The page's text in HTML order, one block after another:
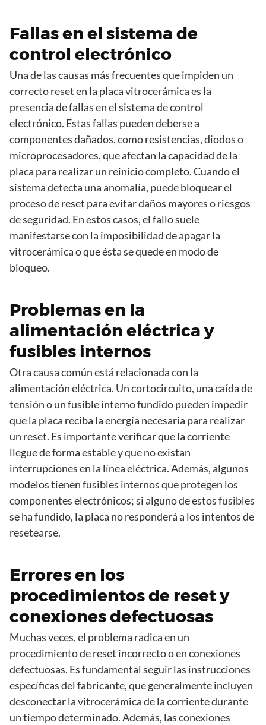
Fallas en el sistema de
control electrónico
Una de las causas más frecuentes que impiden un
correcto reset en la placa vitrocerámica es la
presencia de fallas en el sistema de control
electrónico. Estas fallas pueden deberse a
componentes dañados, como resistencias, diodos o
microprocesadores, que afectan la capacidad de la
placa para realizar un reinicio completo. Cuando el
sistema detecta una anomalía, puede bloquear el
proceso de reset para evitar daños mayores o riesgos
de seguridad. En estos casos, el fallo suele
manifestarse con la imposibilidad de apagar la
vitrocerámica o que ésta se quede en modo de
bloqueo.
Problemas en la
alimentación eléctrica y
fusibles internos
Otra causa común está relacionada con la
alimentación eléctrica. Un cortocircuito, una caída de
tensión o un fusible interno fundido pueden impedir
que la placa reciba la energía necesaria para realizar
un reset. Es importante verificar que la corriente
llegue de forma estable y que no existan
interrupciones en la línea eléctrica. Además, algunos
modelos tienen fusibles internos que protegen los
componentes electrónicos; si alguno de estos fusibles
se ha fundido, la placa no responderá a los intentos de
resetearse.
Errores en los
procedimientos de reset y
conexiones defectuosas
Muchas veces, el problema radica en un
procedimiento de reset incorrecto o en conexiones
defectuosas. Es fundamental seguir las instrucciones
específicas del fabricante, que generalmente incluyen
desconectar la vitrocerámica de la corriente durante
un tiempo determinado. Además, las conexiones